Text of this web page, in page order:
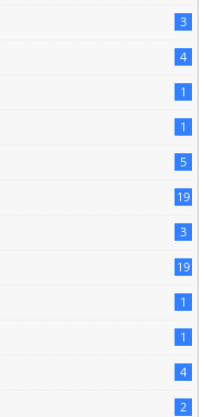
3
4
1
1
5
19
3
19
1
1
4
2